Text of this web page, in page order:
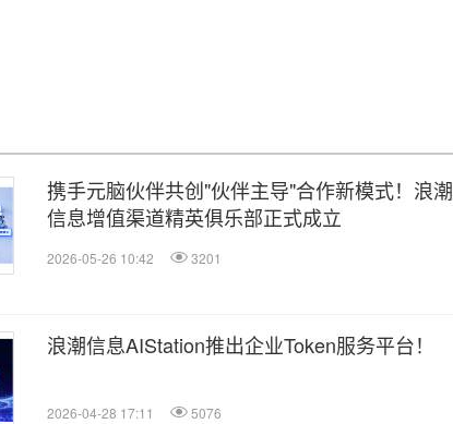
携手元脑伙伴共创"伙伴主导"合作新模式！浪潮
信息增值渠道精英俱乐部正式成立
2026-05-26 10:42 3201
浪潮信息AIStation推出企业Token服务平台！
2026-04-28 17:11 5076